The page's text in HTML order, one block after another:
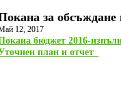
за
12, 2017
бюджет 2016-
план и отчет_